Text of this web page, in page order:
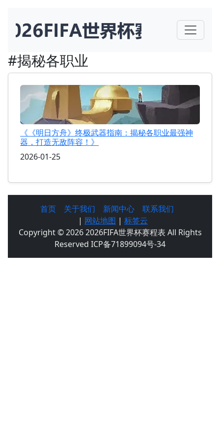
#揭秘各职业
《《明日方舟》终极武器指南：揭秘各职业最强神
器，打造无敌阵容！》
2026-01-25
首页 关于我们 新闻中心
联系我们
| 网站地图 | 标签云
Copyright © 2026 2026FIFA世界杯赛程表 All Rights
Reserved ICP备71899094号-34